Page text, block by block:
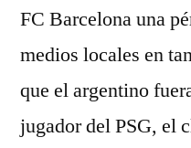
FC Barcelona una
medios locales en
que el argentino
jugador del PSG, el